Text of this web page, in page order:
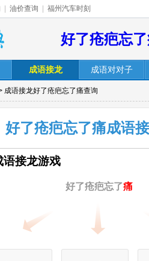
油价查询 福州汽车时刻
好了疮疤忘
成语接龙 成语对对子
成语接龙好了疮疤忘了痛查询
好了疮疤忘了痛成语
语接龙游戏
好了疮疤忘了痛